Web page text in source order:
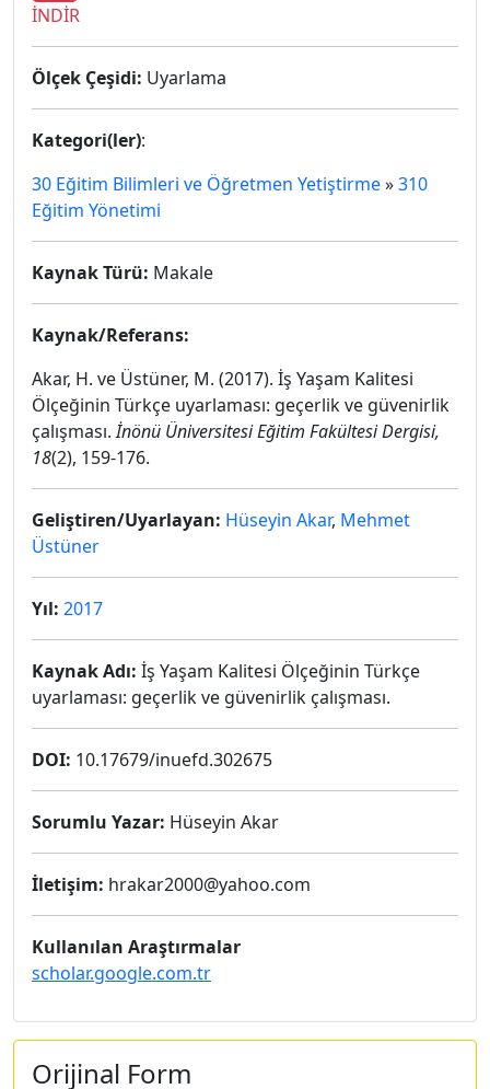
İNDİR
Ölçek Çeşidi: Uyarlama
Kategori(ler):
30 Eğitim Bilimleri ve Öğretmen Yetiştirme»310
Eğitim Yönetimi
Kaynak Türü: Makale
Kaynak/Referans:
Akar, H. ve Üstüner, M. (2017). İş Yaşam Kalitesi
Ölçeğinin Türkçe uyarlaması: geçerlik ve güvenirlik
çalışması.İnönü Üniversitesi Eğitim Fakültesi Dergisi,
18(2), 159-176.
Geliştiren/Uyarlayan: Hüseyin Akar, Mehmet
Üstüner
Yıl: 2017
Kaynak Adı: İş Yaşam Kalitesi Ölçeğinin Türkçe
uyarlaması: geçerlik ve güvenirlik çalışması.
DOI: 10.17679/inuefd.302675
Sorumlu Yazar: Hüseyin Akar
İletişim: hrakar2000@yahoo.com
Kullanılan Araştırmalar
scholar.google.com.tr
Orijinal Form